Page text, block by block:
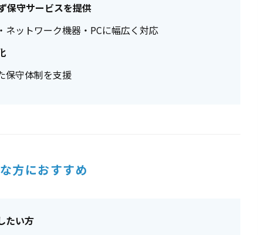
保守サービスを提供
ットワーク機器・PCに幅広く対応
保守体制を支援
方におすすめ
たい方